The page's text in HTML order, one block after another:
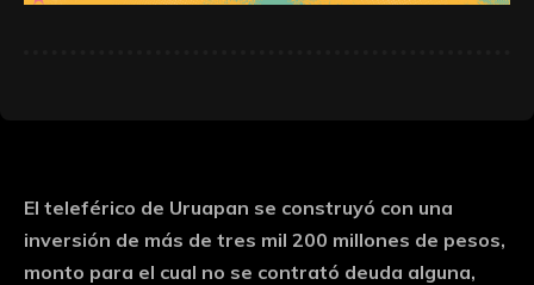
El teleférico de Uruapan se construyó con una
inversión de más de tres mil 200 millones de pesos,
monto para el cual no se contrató deuda alguna,